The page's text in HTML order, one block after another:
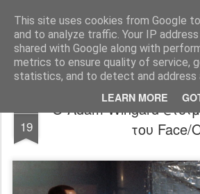
This site uses cookies from Google
and to analyze traffic. Your IP
shared with Google along with
metrics to ensure quality of service,
statistics, and to detect and address
LEARN MORE
FilmBoy
19
Ο Adam Wingard
του Face/